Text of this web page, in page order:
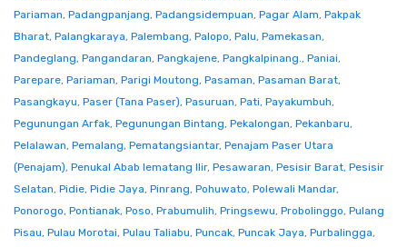
Pariaman, Padangpanjang, Padangsidempuan, Pagar Alam, Pakpak
Bharat, Palangkaraya, Palembang, Palopo, Palu, Pamekasan,
Pandeglang, Pangandaran, Pangkajene, Pangkalpinang., Paniai,
Parepare, Pariaman, Parigi Moutong, Pasaman, Pasaman Barat,
Pasangkayu, Paser (Tana Paser), Pasuruan, Pati, Payakumbuh,
Pegunungan Arfak, Pegunungan Bintang, Pekalongan, Pekanbaru,
Pelalawan, Pemalang, Pematangsiantar, Penajam Paser Utara
(Penajam), Penukal Abab lematang Ilir, Pesawaran, Pesisir Barat, Pesisir
Selatan, Pidie, Pidie Jaya, Pinrang, Pohuwato, Polewali Mandar,
Ponorogo, Pontianak, Poso, Prabumulih, Pringsewu, Probolinggo, Pulang
Pisau, Pulau Morotai, Pulau Taliabu, Puncak, Puncak Jaya, Purbalingga,